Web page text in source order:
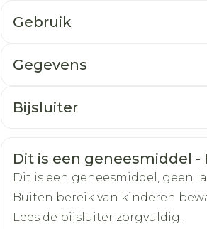
Gebruik
Gegevens
Merken ceres pharma
Breedte 93 mm
Bijsluiter
Veiligheidsinformatie
Dit is een geneesmiddel
Dit is een geneesmiddel, geen
Buiten bereik van kinderen
Lees de bijsluiter zorgvuldig.